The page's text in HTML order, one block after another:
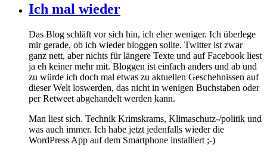
Ich mal wieder
Das Blog schläft vor sich hin, ich eher weniger. Ich überlege
mir gerade, ob ich wieder bloggen sollte. Twitter ist zwar
ganz nett, aber nichts für längere Texte und auf Facebook liest
ja eh keiner mehr mit. Bloggen ist einfach anders und ab und
zu würde ich doch mal etwas zu aktuellen Geschehnissen auf
dieser Welt loswerden, das nicht in wenigen Buchstaben oder
per Retweet abgehandelt werden kann.
Man liest sich. Technik Krimskrams, Klimaschutz-/politik und
was auch immer. Ich habe jetzt jedenfalls wieder die
WordPress App auf dem Smartphone installiert ;-)